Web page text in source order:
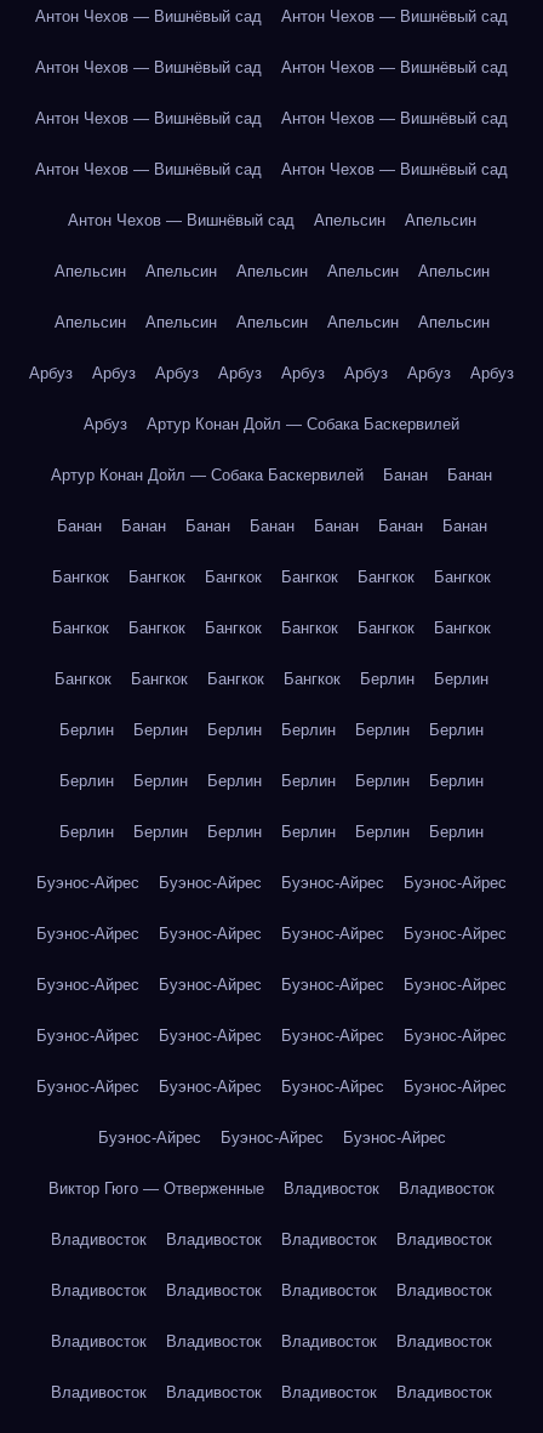
Антон Чехов — Вишнёвый сад Антон Чехов — Вишнёвый сад
Антон Чехов — Вишнёвый сад Антон Чехов — Вишнёвый сад
Антон Чехов — Вишнёвый сад Антон Чехов — Вишнёвый сад
Антон Чехов — Вишнёвый сад Антон Чехов — Вишнёвый сад
Антон Чехов — Вишнёвый сад Апельсин Апельсин
Апельсин Апельсин Апельсин Апельсин Апельсин
Апельсин Апельсин Апельсин Апельсин Апельсин
Арбуз Арбуз Арбуз Арбуз Арбуз Арбуз Арбуз Арбуз
Арбуз Артур Конан Дойл — Собака Баскервилей
Артур Конан Дойл — Собака Баскервилей Банан Банан
Банан Банан Банан Банан Банан Банан Банан
Бангкок Бангкок Бангкок Бангкок Бангкок Бангкок
Бангкок Бангкок Бангкок Бангкок Бангкок Бангкок
Бангкок Бангкок Бангкок Бангкок Берлин Берлин
Берлин Берлин Берлин Берлин Берлин Берлин
Берлин Берлин Берлин Берлин Берлин Берлин
Берлин Берлин Берлин Берлин Берлин Берлин
Буэнос-Айрес Буэнос-Айрес Буэнос-Айрес Буэнос-Айрес
Буэнос-Айрес Буэнос-Айрес Буэнос-Айрес Буэнос-Айрес
Буэнос-Айрес Буэнос-Айрес Буэнос-Айрес Буэнос-Айрес
Буэнос-Айрес Буэнос-Айрес Буэнос-Айрес Буэнос-Айрес
Буэнос-Айрес Буэнос-Айрес Буэнос-Айрес Буэнос-Айрес
Буэнос-Айрес Буэнос-Айрес Буэнос-Айрес
Виктор Гюго — Отверженные Владивосток Владивосток
Владивосток Владивосток Владивосток Владивосток
Владивосток Владивосток Владивосток Владивосток
Владивосток Владивосток Владивосток Владивосток
Владивосток Владивосток Владивосток Владивосток